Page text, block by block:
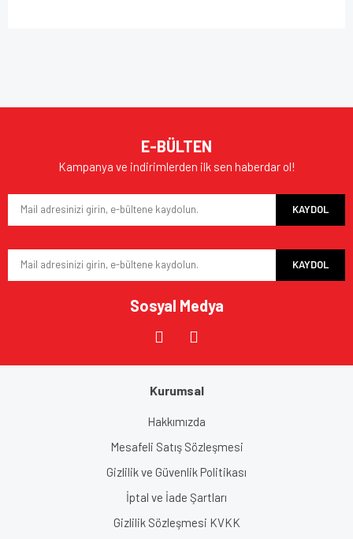
Ürün resmi kalitesiz, bozuk veya görüntülenemiyor.
Ürün açıklamasında eksik bilgiler bulunuyor.
Ürün fiyatı diğer sitelerden daha pahalı.
Gönder
E-BÜLTEN
Kampanya ve indirimlerden ilk sen haberdar ol!
KAYDOL
KAYDOL
Sosyal Medya
Kurumsal
Hakkımızda
Mesafeli Satış Sözleşmesi
Gizlilik ve Güvenlik Politikası
İptal ve İade Şartları
Gizlilik Sözleşmesi KVKK